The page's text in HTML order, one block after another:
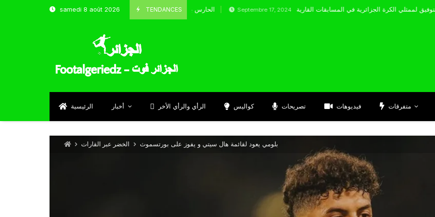
samedi 8 août 2026 TENDANCES
الحارس بوحلفاية يتحدث عن طموحاته مع المنتخب و شباب قسنطينة Septembre 17, 2024
الرئيسية أخبار الرأي والرأي الأخر كواليس تصريحات فيديوهات متفرقات
الخضر عبر القارات بلومي يعود لقائمة هال سيتي و يفوز على بورتسموث